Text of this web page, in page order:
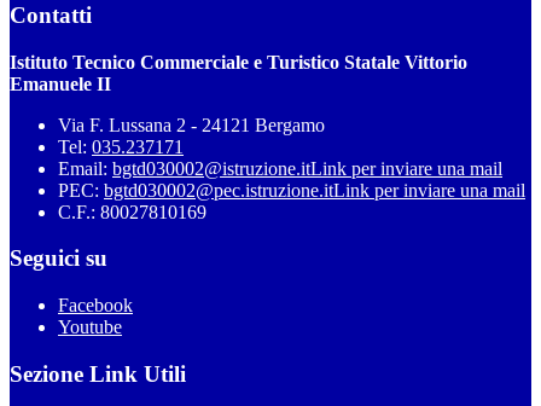
Contatti
Istituto Tecnico Commerciale e Turistico Statale Vittorio
Emanuele II
Via F. Lussana 2 - 24121 Bergamo
Tel: 035.237171
Email: bgtd030002@istruzione.itLink per inviare una mail
PEC: bgtd030002@pec.istruzione.itLink per inviare una mail
C.F.: 80027810169
Seguici su
Facebook
Youtube
Sezione Link Utili